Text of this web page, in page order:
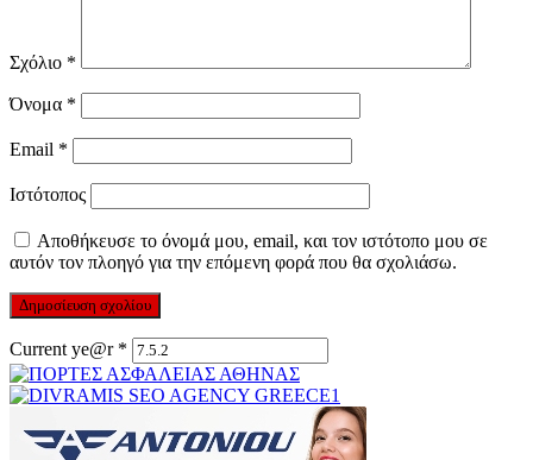
Σχόλιο *
Όνομα *
Email *
Ιστότοπος
Αποθήκευσε το όνομά μου, email, και τον ιστότοπο μου σε
αυτόν τον πλοηγό για την επόμενη φορά που θα σχολιάσω.
Current ye@r *